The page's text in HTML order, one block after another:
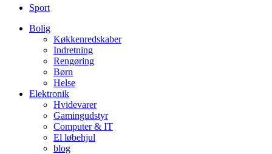
Sport
Bolig
Køkkenredskaber
Indretning
Rengøring
Børn
Helse
Elektronik
Hvidevarer
Gamingudstyr
Computer & IT
El løbehjul
blog